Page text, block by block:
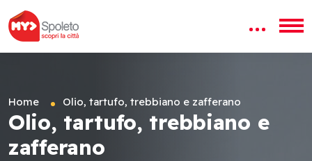
Home Olio, tartufo, trebbiano e zafferano
Olio, tartufo, trebbiano e
zafferano